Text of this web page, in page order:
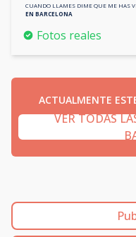
CUANDO LLAMES DIME QUE ME HAS
EN BARCELONA
Fotos reales
ACTUALMENTE
VER TODAS